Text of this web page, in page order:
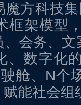
方科技
框架模型
会务、
、数字化
舱、N个
能社会组